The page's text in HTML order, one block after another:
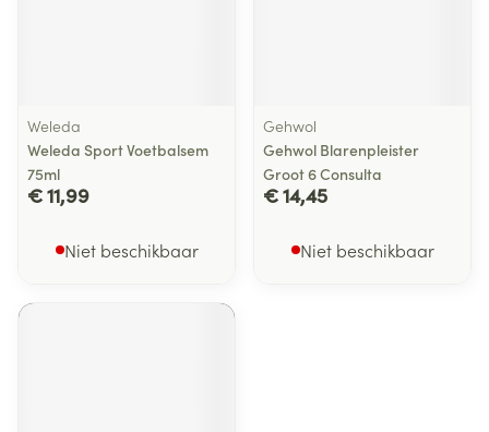
Weleda
Weleda Sport Voetbalsem
75ml
€ 11,99
Niet beschikbaar
Gehwol
Gehwol Blarenpleister
Groot 6 Consulta
€ 14,45
Niet beschikbaar